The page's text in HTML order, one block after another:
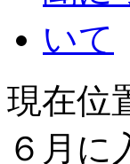
現在位
６月